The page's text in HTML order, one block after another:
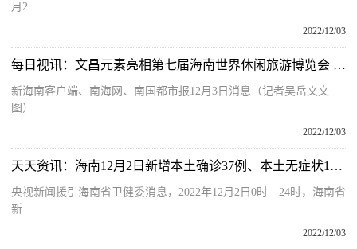
月2...
2022/12/03
每日视讯：文昌元素亮相第七届海南世界休闲旅游博览会 “旅游＋航天＋美食”吸引众多游客
新海南客户端、南海网、南国都市报12月3日消息（记者吴岳文文
图）...
2022/12/03
天天资讯：海南12月2日新增本土确诊37例、本土无症状101例
央视新闻援引海南省卫健委消息，2022年12月2日0时—24时，海南省
新...
2022/12/03